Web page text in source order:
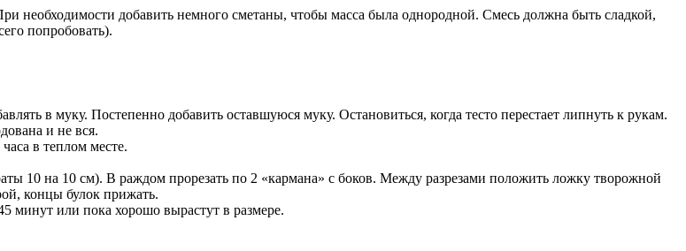
необходимости добавить немного сметаны, чтобы масса была однородной. Смесь должна быть сладкой,
попробовать).
в муку. Постепенно добавить оставшуюся муку. Остановиться, когда тесто перестает липнуть к рукам.
и не вся.
в теплом месте.
10 на 10 см). В раждом прорезать по 2 «кармана» с боков. Между разрезами положить ложку творожной
концы булок прижать.
минут или пока хорошо вырастут в размере.